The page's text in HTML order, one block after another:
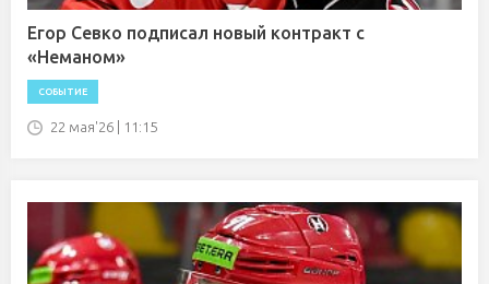
Егор Севко подписал новый контракт с
«Неманом»
СОБЫТИЕ
22 мая'26 | 11:15